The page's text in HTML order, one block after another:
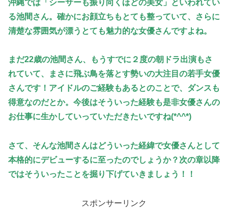
沖縄では「シーサーも振り向くほどの美女」といわれてい
る池間さん。確かにお顔立ちもとても整っていて、さらに
清楚な雰囲気が漂うとても魅力的な女優さんですよね。
まだ22歳の池間さん、もうすでに２度の朝ドラ出演もさ
れていて、まさに飛ぶ鳥を落とす勢いの大注目の若手女優
さんです！アイドルのご経験もあるとのことで、ダンスも
得意なのだとか。今後はそういった経験も是非女優さんの
お仕事に生かしていっていただきたいですね(*^^*)
さて、そんな池間さんはどういった経緯で女優さんとして
本格的にデビューするに至ったのでしょうか？次の章以降
ではそういったことを掘り下げていきましょう！！
スポンサーリンク